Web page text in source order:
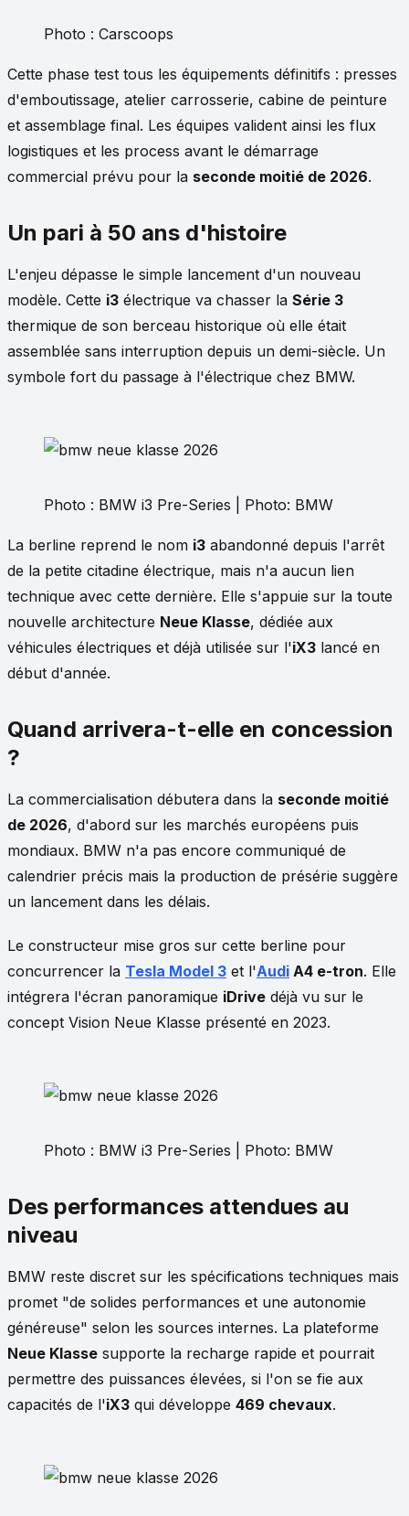
Photo : Carscoops
Cette phase test tous les équipements définitifs : presses
d'emboutissage, atelier carrosserie, cabine de peinture
et assemblage final. Les équipes valident ainsi les flux
logistiques et les process avant le démarrage
commercial prévu pour la seconde moitié de 2026.
Un pari à 50 ans d'histoire
L'enjeu dépasse le simple lancement d'un nouveau
modèle. Cette i3 électrique va chasser la Série 3
thermique de son berceau historique où elle était
assemblée sans interruption depuis un demi-siècle. Un
symbole fort du passage à l'électrique chez BMW.
Photo : BMW i3 Pre-Series | Photo: BMW
La berline reprend le nom i3 abandonné depuis l'arrêt
de la petite citadine électrique, mais n'a aucun lien
technique avec cette dernière. Elle s'appuie sur la toute
nouvelle architecture Neue Klasse, dédiée aux
véhicules électriques et déjà utilisée sur l'iX3 lancé en
début d'année.
Quand arrivera-t-elle en concession
?
La commercialisation débutera dans la seconde moitié
de 2026, d'abord sur les marchés européens puis
mondiaux. BMW n'a pas encore communiqué de
calendrier précis mais la production de présérie suggère
un lancement dans les délais.
Le constructeur mise gros sur cette berline pour
concurrencer la Tesla Model 3 et l'Audi A4 e-tron. Elle
intégrera l'écran panoramique iDrive déjà vu sur le
concept Vision Neue Klasse présenté en 2023.
Photo : BMW i3 Pre-Series | Photo: BMW
Des performances attendues au
niveau
BMW reste discret sur les spécifications techniques mais
promet "de solides performances et une autonomie
généreuse" selon les sources internes. La plateforme
Neue Klasse supporte la recharge rapide et pourrait
permettre des puissances élevées, si l'on se fie aux
capacités de l'iX3 qui développe 469 chevaux.